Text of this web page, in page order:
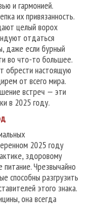
и гармонией.
их привязанность.
целый ворох
отдаться
даже если бурный
во что-то большее.
обрести настоящую
от всего мира.
встреч — эти
в 2025 году.
2025 году
здоровому
питание. Чрезвычайно
способны разгрузить
этого знака.
она всегда